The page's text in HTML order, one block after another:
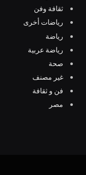
ثقافة وفن
رياضات أخرى
رياضة
رياضة عربية
صحة
غير مصنف
فن و ثقافة
مصر